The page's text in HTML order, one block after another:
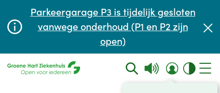
Parkeergarage P3 is tijdelijk gesloten
vanwege onderhoud (P1 en P2 zijn
open)
Wachttijden